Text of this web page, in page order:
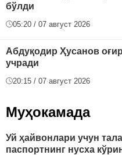
бўлди
05:20 / 07 август 2026
Абдуқодир Ҳусанов
учради
20:15 / 07 август 2026
Муҳокамада
Уй ҳайвонлари учун
паспортнинг нусха